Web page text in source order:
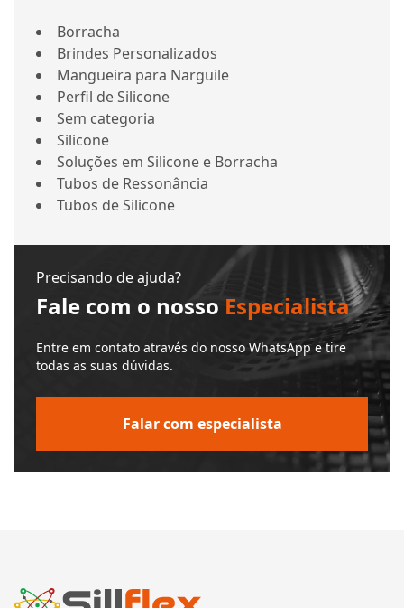
Borracha
Brindes Personalizados
Mangueira para Narguile
Perfil de Silicone
Sem categoria
Silicone
Soluções em Silicone e Borracha
Tubos de Ressonância
Tubos de Silicone
Precisando de ajuda?
Fale com o nosso Especialista
Entre em contato através do nosso WhatsApp e tire
todas as suas dúvidas.
Falar com especialista